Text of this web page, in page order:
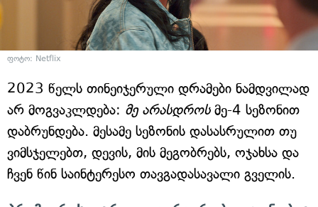
ფოტო: Netflix
2023 წელს თინეიჯერული დრამები ნამდვილად
არ მოგვაკლდება: მე არასდროსმე-4 სეზონით
დაბრუნდება. მესამე სეზონის დასასრულით თუ
ვიმსჯელებთ, დევის, მის მეგობრებს, ოჯახსა და
ჩვენ წინ საინტერესო თავგადასავალი გველის.